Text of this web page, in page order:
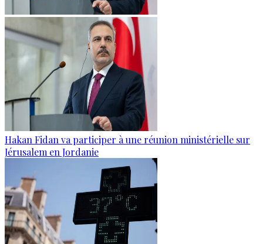
Hakan Fidan va participer à une réunion ministérielle sur
Jérusalem en Jordanie